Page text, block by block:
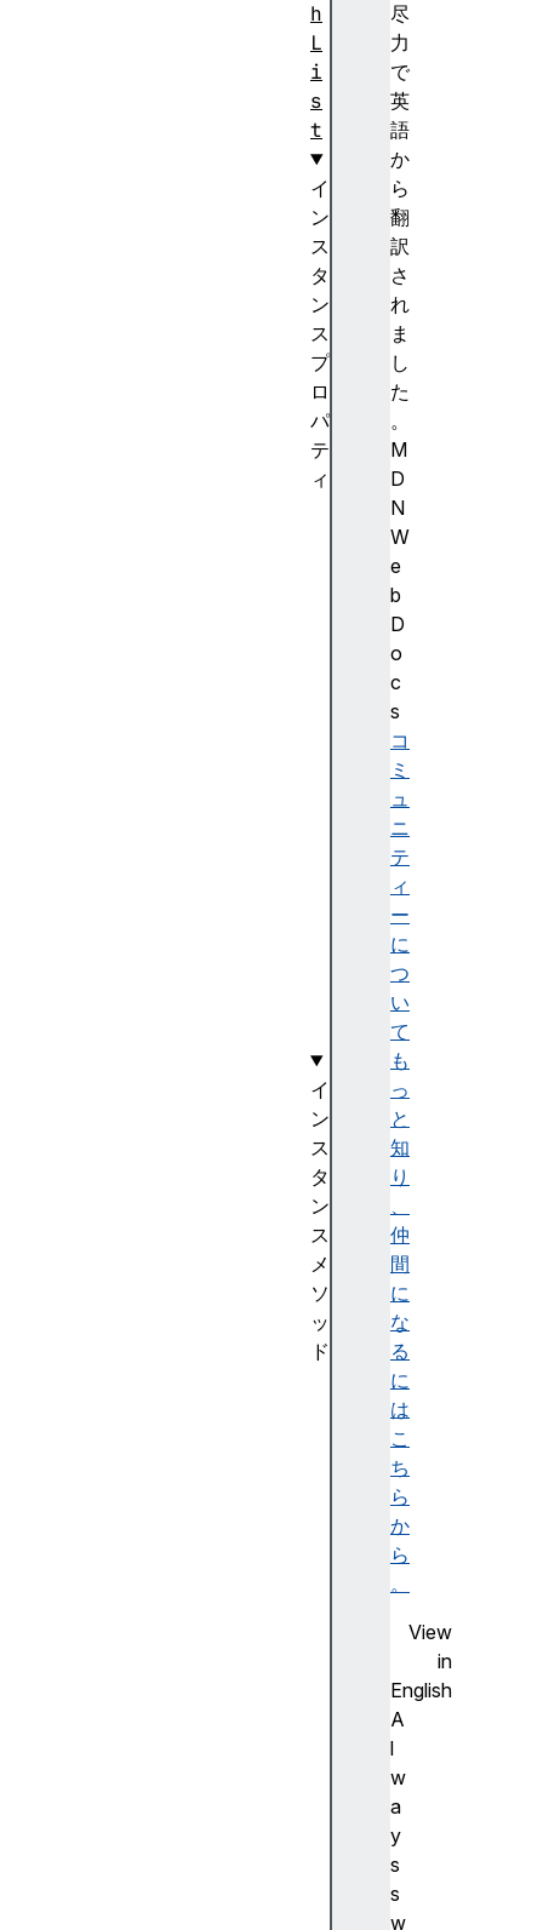
尽
力
で
英
語
か
ら
翻
訳
さ
れ
ま
し
た
。
M
D
N
W
e
b
D
o
c
s
コ
ミ
ュ
ニ
テ
ィ
ー
に
つ
い
て
も
っ
と
知
り
、
仲
間
に
な
る
に
は
こ
ち
ら
か
ら
。
View
in
English
A
l
w
a
y
s
s
w
h
L
i
s
t
イ
ン
ス
タ
ン
ス
プ
ロ
パ
テ
ィ
イ
ン
ス
タ
ン
ス
メ
ソ
ッ
ド